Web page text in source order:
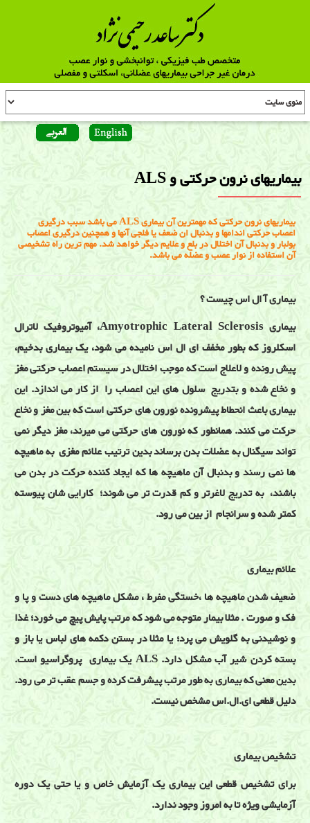
بیماریهای نرون حرکتی و ALS
بیماریهای نرون حرکتی که مهمترین آن بیماری ALS می باشد سبب درگیری
اعصاب حرکتی اندامها و بدنبال ان ضعف یا فلجی آنها و همچنین درگیری اعصاب
بولبار و بدنبال آن اختلال در بلع و علایم دیگر خواهد شد. مهم ترین راه تشخیصی
آن استفاده از نوار عصب و عضله می باشد.
بیماری آ ال اس چیست ؟
بیماری Amyotrophic Lateral Sclerosis، آمیوتروفیک لاترال
اسکلروز که بطور مخفف ای ال اس نامیده می شود، یک بیماری بدخیم،
پیش رونده و لاعلاج است که موجب اختلال در سیستم اعصاب حرکتی مغز
و نخاع شده و بتدریج سلول های این اعصاب را از کار می اندازد. این
بیماری باعث انحطاط پیشرونده نورون های حرکتی است که بین مغز و نخاع
حرکت می کنند. همانطور که نورون های حرکتی می میرند، مغز دیگر نمی
تواند سیگنال به عضلات بدن برساند بدین ترتیب علائم مغزی به ماهیچه
ها نمی رسند و بدنبال آن ماهیچه ها که ایجاد کننده حرکت در بدن می
باشند، به تدریج لاغرتر و کم قدرت تر می شوند؛ کارایی شان پیوسته
کمتر شده و سرانجام از بین می رود.
علائم بیماری
ضعیف شدن ماهیچه ها ،خستگی مفرط ، مشکل ماهیچه های دست و پا و
فک و صورت . مثلا بیمار متوجه می شود که مرتب پایش پیچ می خورد؛ غذا
و نوشیدنی به گلویش می پرد؛ یا مثلا در بستن دکمه های لباس یا باز و
بسته کردن شیر آب مشکل دارد. ALS یک بیماری پروگراسیو است.
بدین معنی که بیماری به طور مرتب پیشرفت کرده و جسم عقب تر می رود.
دلیل قطعی ای.ال.اس مشخص نیست.
تشخیص بیماری
برای تشخیص قطعی این بیماری یک آزمایش خاص و یا حتی یک دوره
آزمایشی ویژه تا به امروز وجود ندارد.